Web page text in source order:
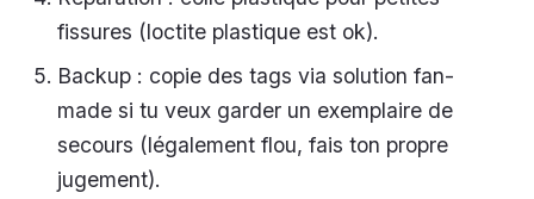
fissures (loctite plastique est ok).
Backup : copie des tags via solution fan-
made si tu veux garder un exemplaire de
secours (légalement flou, fais ton propre
jugement).